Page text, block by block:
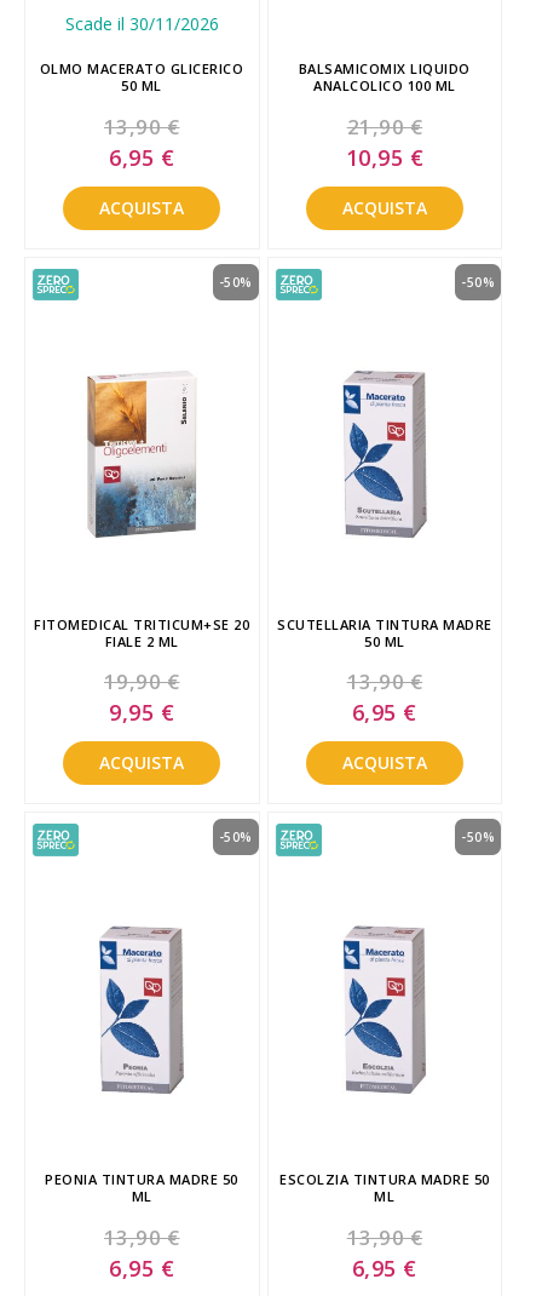
Scade il 30/11/2026
OLMO MACERATO GLICERICO
50 ML
13,90 €
Special
Price
6,95 €
ACQUISTA
BALSAMICOMIX LIQUIDO
ANALCOLICO 100 ML
21,90 €
Special
Price
10,95 €
ACQUISTA
FITOMEDICAL TRITICUM+SE 20
FIALE 2 ML
19,90 €
-50%
Special
Price
9,95 €
ACQUISTA
SCUTELLARIA TINTURA MADRE
50 ML
13,90 €
-50%
Special
Price
6,95 €
ACQUISTA
PEONIA TINTURA MADRE 50
ML
13,90 €
-50%
Special
Price
6,95 €
ESCOLZIA TINTURA MADRE 50
ML
13,90 €
-50%
Special
Price
6,95 €